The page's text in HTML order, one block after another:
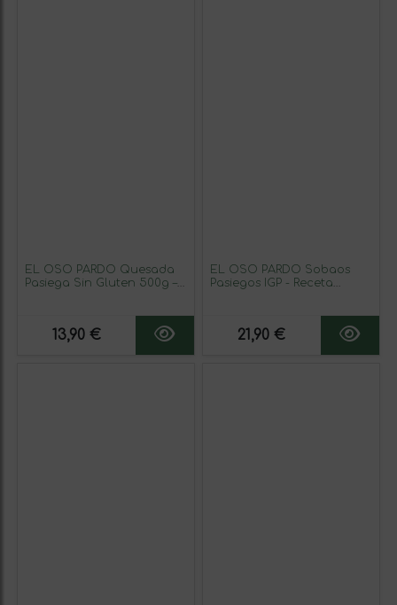
EL OSO PARDO Quesada
Pasiega Sin Gluten 500g –
Auténtico y Textura Suave
13,90 €
EL OSO PARDO Sobaos
Pasiegos IGP - Receta
uds. Envasado Individual,
Tamaño XL, Caja 1 kg
21,90 €